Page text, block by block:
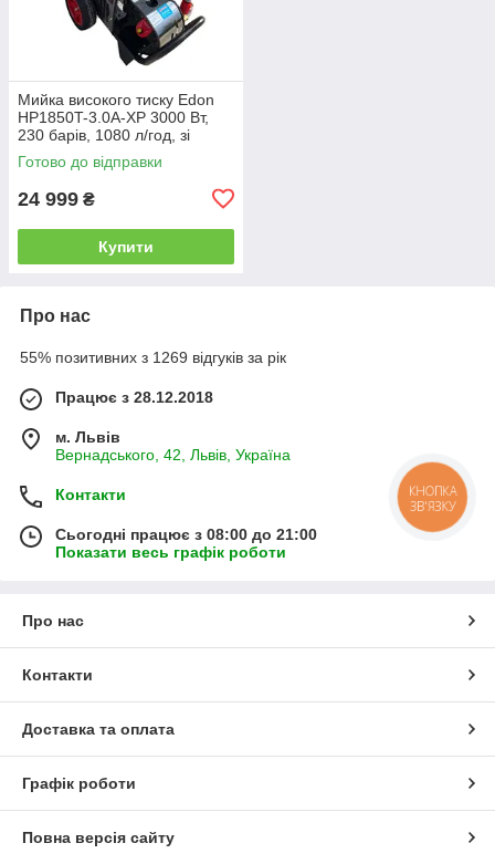
Мийка високого тиску Edon
HP1850T-3.0A-XР 3000 Вт,
230 барів, 1080 л/год, зі
шлангом 10 м
Готово до відправки
24 999 ₴
Купити
Про нас
55% позитивних з 1269 відгуків за рік
Працює з 28.12.2018
м. Львів
Вернадського, 42, Львів, Україна
Контакти
Сьогодні працює з 08:00 до 21:00
Показати весь графік роботи
Про нас
Контакти
Доставка та оплата
Графік роботи
Повна версія сайту
КНОПКА
ЗВ'ЯЗКУ